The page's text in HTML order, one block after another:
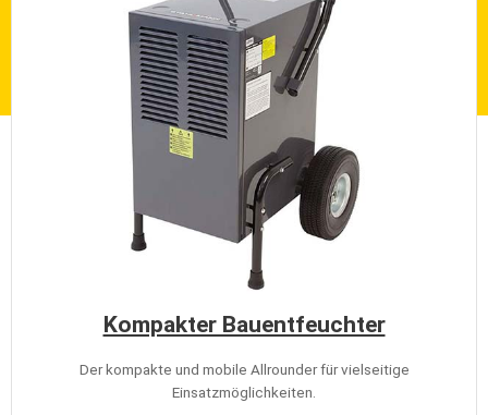
Kompakter Bauentfeuchter
Der kompakte und mobile Allrounder für vielseitige
Einsatzmöglichkeiten.